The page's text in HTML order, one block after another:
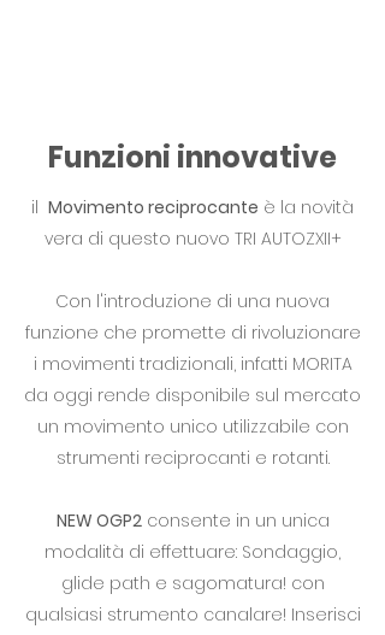
Funzioni innovative
il Movimento reciprocante è la novità
vera di questo nuovo TRI AUTOZXII+
Con l'introduzione di una nuova
funzione che promette di rivoluzionare
i movimenti tradizionali, infatti MORITA
da oggi rende disponibile sul mercato
un movimento unico utilizzabile con
strumenti reciprocanti e rotanti.
NEW OGP2consente in un unica
modalità di effettuare: Sondaggio,
glide path e sagomatura! con
qualsiasi strumento canalare! Inserisci